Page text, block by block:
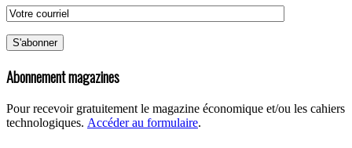
Abonnement magazines
Pour recevoir gratuitement le magazine économique et/ou les cahiers
technologiques. Accéder au formulaire.